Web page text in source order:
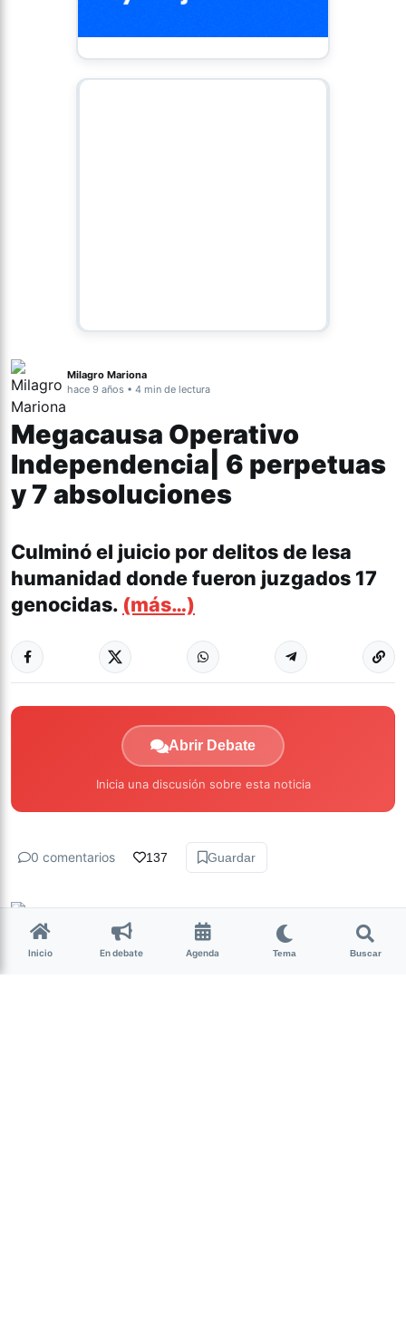
Milagro Mariona
hace 9 años • 4 min de lectura
Megacausa Operativo
Independencia| 6 perpetuas
y 7 absoluciones
Culminó el juicio por delitos de lesa
humanidad donde fueron juzgados 17
genocidas. (más…)
Abrir Debate
Inicia una discusión sobre esta noticia
0 comentarios 137 Guardar
hace 9 años • 1 min de lectura
Inicio En debate Agenda Tema Buscar